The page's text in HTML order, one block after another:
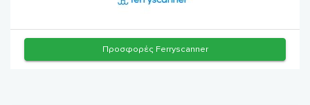
Προσφορές Ferryscanner